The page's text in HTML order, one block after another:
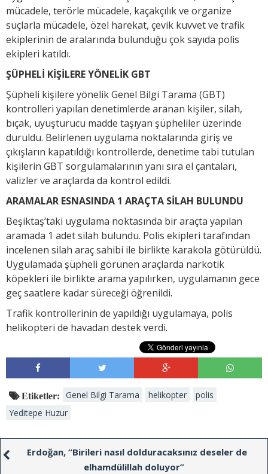
mücadele, terörle mücadele, kaçakçılık ve organize
suçlarla mücadele, özel harekat, çevik kuvvet ve trafik
ekiplerinin de aralarında bulunduğu çok sayıda polis
ekipleri katıldı.
ŞÜPHELİ KİŞİLERE YÖNELİK GBT
Şüpheli kişilere yönelik Genel Bilgi Tarama (GBT)
kontrolleri yapılan denetimlerde aranan kişiler, silah,
bıçak, uyuşturucu madde taşıyan şüpheliler üzerinde
duruldu. Belirlenen uygulama noktalarında giriş ve
çıkışların kapatıldığı kontrollerde, denetime tabi tutulan
kişilerin GBT sorgulamalarının yanı sıra el çantaları,
valizler ve araçlarda da kontrol edildi.
ARAMALAR ESNASINDA 1 ARAÇTA SİLAH BULUNDU
Beşiktaş’taki uygulama noktasında bir araçta yapılan
aramada 1 adet silah bulundu. Polis ekipleri tarafından
incelenen silah araç sahibi ile birlikte karakola götürüldü.
Uygulamada şüpheli görünen araçlarda narkotik
köpekleri ile birlikte arama yapılırken, uygulamanın gece
geç saatlere kadar süreceği öğrenildi.
Trafik kontrollerinin de yapıldığı uygulamaya, polis
helikopteri de havadan destek verdi.
Etiketler: Genel Bilgi Tarama helikopter
polis
Yeditepe Huzur
Erdoğan, “Birileri nasıl dolduracaksınız deseler de
elhamdülillah doluyor”